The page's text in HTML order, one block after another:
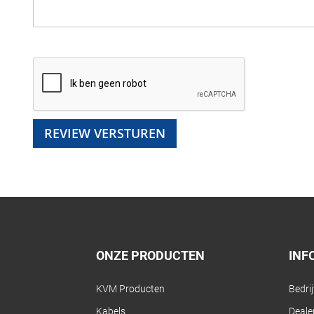
REVIEW VERSTUREN
ONZE PRODUCTEN
KVM Producten
Kabels